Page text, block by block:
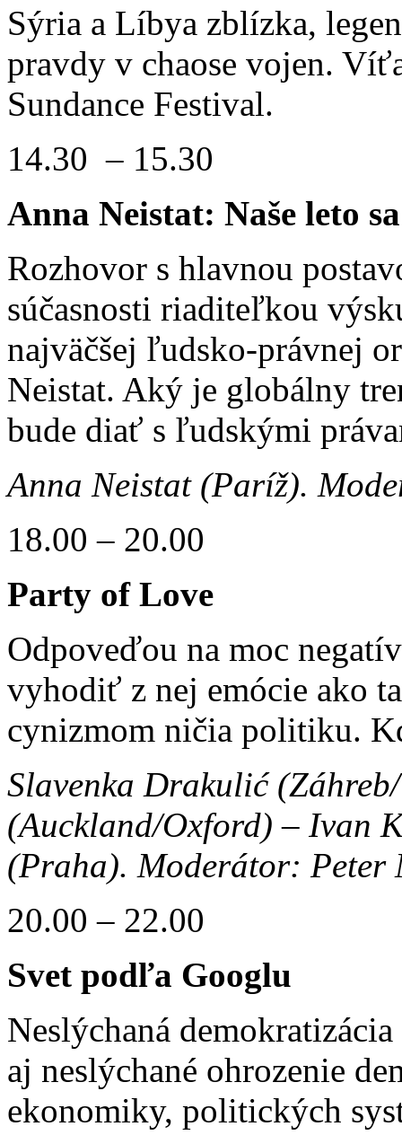
Sýria a Líbya zblízka,
pravdy v chaose vojen.
Sundance Festival.
14.30 – 15.30
Anna Neistat: Naše leto
Rozhovor s hlavnou
súčasnosti riaditeľkou
najväčšej ľudsko-právnej
Neistat. Aký je globálny
bude diať s ľudskými
Anna Neistat (Paríž).
18.00 – 20.00
Party of Love
Odpoveďou na moc
vyhodiť z nej emócie ako
cynizmom ničia politiku.
Slavenka Drakulić
(Auckland/Oxford) – Ivan
(Praha). Moderátor:
20.00 – 22.00
Svet podľa Googlu
Neslýchaná
aj neslýchané ohrozenie
ekonomiky, politických